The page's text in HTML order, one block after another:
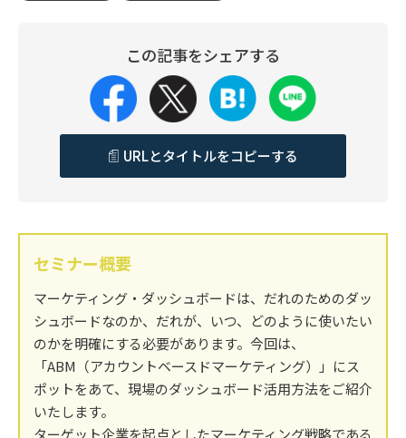
この記事をシェアする
URLとタイトルをコピーする
セミナー概要
マーケティング・ダッシュボードは、だれのためのダッ
シュボードなのか、だれが、いつ、どのように使いたい
のかを明確にする必要があります。今回は、
「ABM（アカウントベースドマーケティング）」にス
ポットをあて、現場のダッシュボード活用方法をご紹介
いたします。
ターゲット企業を起点としたマーケティング戦略である